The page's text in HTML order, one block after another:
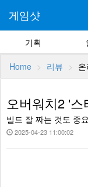
게임샷
기획
Home 리뷰
오버워치2 '
빌드 잘 짜는 것도 중요
2025-04-23 11:00:02